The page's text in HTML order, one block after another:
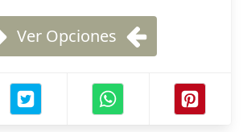
Ver Opciones